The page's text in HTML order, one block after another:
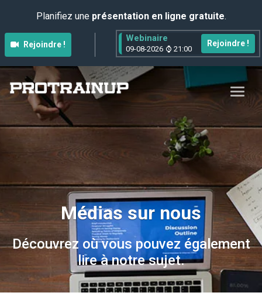
Planifiez une présentation en ligne gratuite.
Rejoindre !
Webinaire
09-08-2026 21:00
Rejoindre !
Médias sur nous
Découvrez où vous pouvez également
lire à notre sujet.